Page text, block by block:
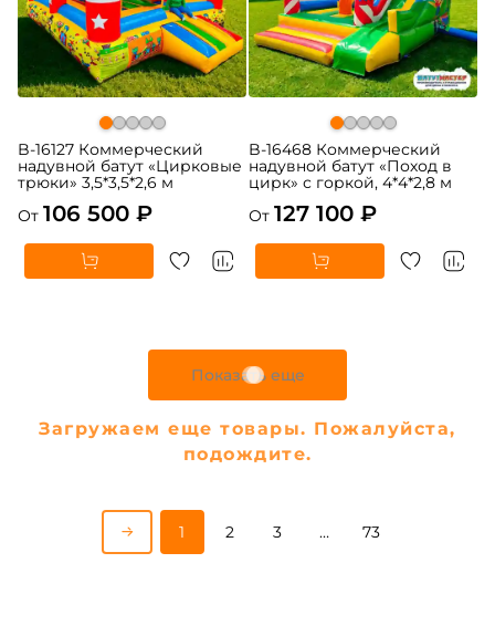
B-16127 Коммерческий
надувной батут «Цирковые
трюки» 3,5*3,5*2,6 м
От 106 500 ₽
B-16468 Коммерческий
надувной батут «Поход в
цирк» с горкой, 4*4*2,8 м
От 127 100 ₽